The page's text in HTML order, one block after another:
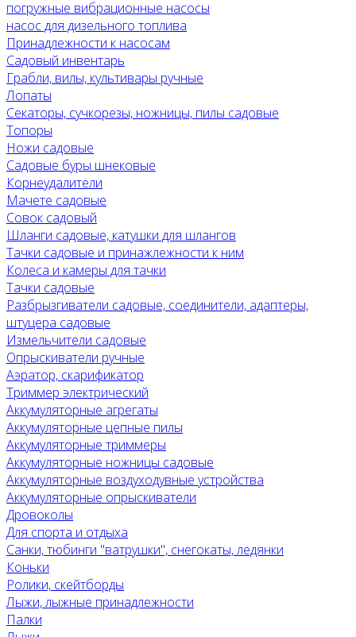
погружные вибрационные насосы
насос для дизельного топлива
Принадлежности к насосам
Садовый инвентарь
Грабли, вилы, культивары ручные
Лопаты
Секаторы, сучкорезы, ножницы, пилы садовые
Топоры
Ножи садовые
Садовые буры шнековые
Корнеудалители
Мачете садовые
Совок садовый
Шланги садовые, катушки для шлангов
Тачки садовые и принажлежности к ним
Колеса и камеры для тачки
Тачки садовые
Разбрызгиватели садовые, соединители, адаптеры,
штуцера садовые
Измельчители садовые
Опрыскиватели ручные
Аэратор, скарификатор
Триммер электрический
Аккумуляторные агрегаты
Аккумуляторные цепные пилы
Аккумуляторные триммеры
Аккумуляторные ножницы садовые
Аккумуляторные воздуходувные устройства
Аккумуляторные опрыскиватели
Дровоколы
Для спорта и отдыха
Санки, тюбинги "ватрушки", снегокаты, ледянки
Коньки
Ролики, скейтборды
Лыжи, лыжные принадлежности
Палки